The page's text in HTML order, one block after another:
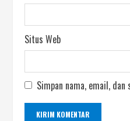
Situs Web
Simpan nama, email,